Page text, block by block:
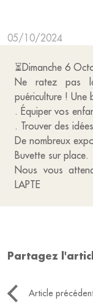
05/10/2024
⏳Dimanche 6
Ne ratez pas
puériculture ! Une
. Équiper vos
. Trouver des
De nombreux
Buvette sur place.
Nous vous
LAPTE
Partagez
Article